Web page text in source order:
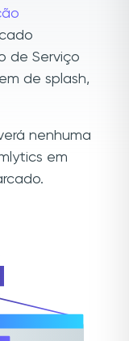
de Serviço
de splash,
nenhuma
em